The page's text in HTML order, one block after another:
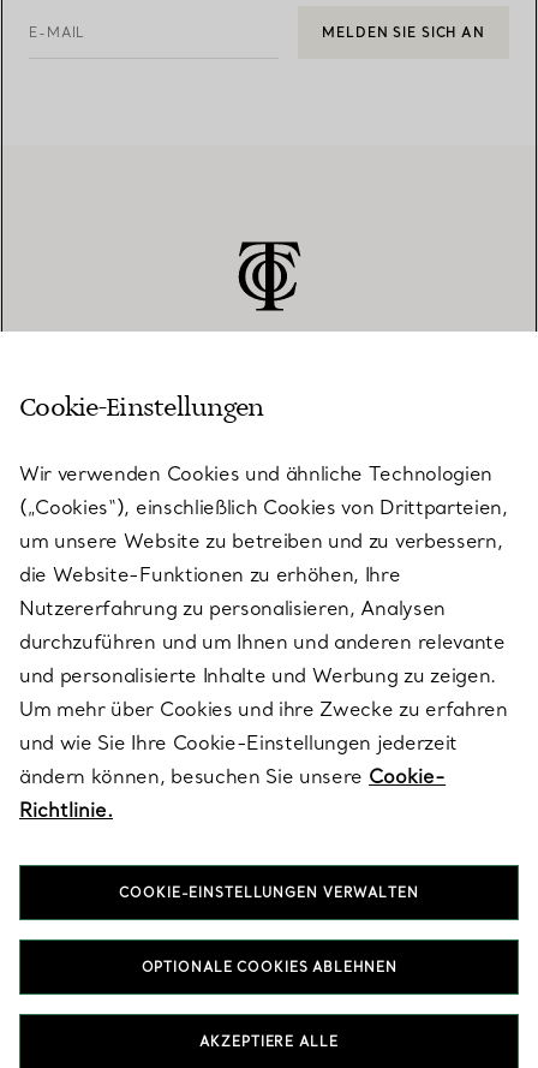
E-MAIL MELDEN SIE SICH AN
KUNDENSERVICE
SERVICES
ÜBER TIFFANY & CO.
RECHTLICHE HINWEISE
FOLGEN SIE UNS
T&Co. 2026
Cookie-Einstellungen
Wir verwenden Cookies und ähnliche Technologien
(„Cookies“), einschließlich Cookies von Drittparteien,
um unsere Website zu betreiben und zu verbessern,
die Website-Funktionen zu erhöhen, Ihre
Nutzererfahrung zu personalisieren, Analysen
durchzuführen und um Ihnen und anderen relevante
und personalisierte Inhalte und Werbung zu zeigen.
Um mehr über Cookies und ihre Zwecke zu erfahren
und wie Sie Ihre Cookie-Einstellungen jederzeit
ändern können, besuchen Sie unsere Cookie-
Richtlinie.
COOKIE-EINSTELLUNGEN VERWALTEN
OPTIONALE COOKIES ABLEHNEN
AKZEPTIERE ALLE